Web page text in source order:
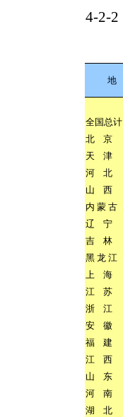
4-2-2
地
全国总计
北
京
天
津
河
北
山
西
内 蒙 古
辽
宁
吉
林
黑 龙 江
上
海
江
苏
浙
江
安
徽
福
建
江
西
山
东
河
南
湖
北